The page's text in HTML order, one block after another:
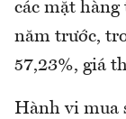
các mặt
năm trước,
57,23%, giá
Hành vi mua